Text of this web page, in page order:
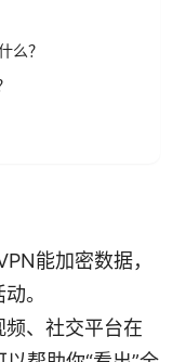
么？
能加密数据，
。
、社交平台在